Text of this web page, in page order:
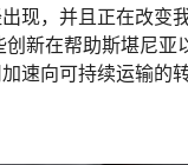
现，并且正在改变
创新在帮助斯堪尼亚
速向可持续运输的